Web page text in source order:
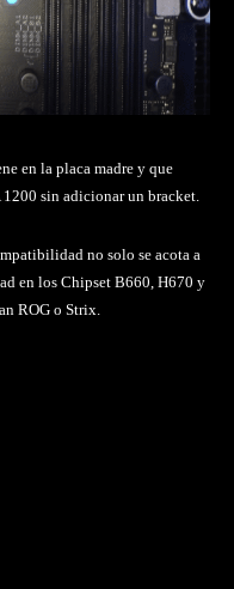
en la placa madre y que
sin adicionar un bracket.
no solo se acota a
en los Chipset B660, H670 y
ROG o Strix.